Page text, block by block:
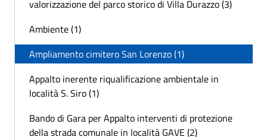
valorizzazione del parco storico di Villa Durazzo (3)
Ambiente (1)
Ampliamento cimitero San Lorenzo (1)
Appalto inerente riqualificazione ambientale in
località S. Siro (1)
Bando di Gara per Appalto interventi di protezione
della strada comunale in località GAVE (2)